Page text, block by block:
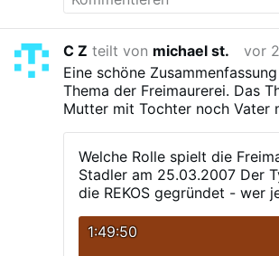
C Z teilt von michael st.
Eine schöne
Thema der Freimaurerei. Das
Mutter mit Tochter noch Vater
verboten - und zwar seit
der 128 StGB
Fach Rechtsgeschichte
Der Harry Potter Autor,
über die Harry Potter Romane
Welche Rolle spielt die
Stadler am 25.03.2007 Der
die REKOS gegründet - wer
Konservativen war eine
1:49:50